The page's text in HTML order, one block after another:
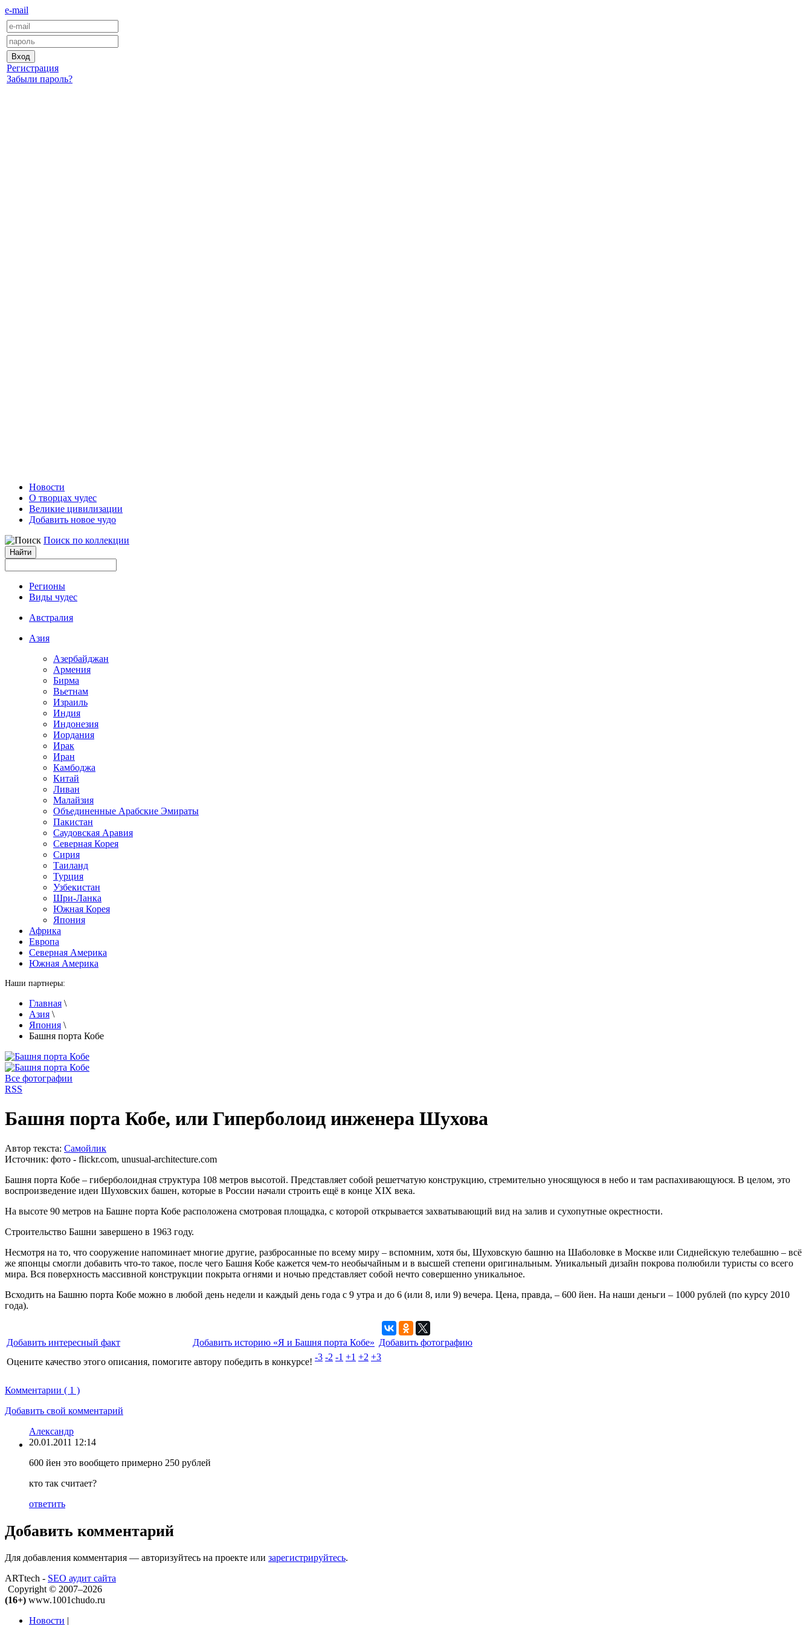
e-mail
Регистрация
Забыли пароль?
Новости
О творцах чудес
Великие цивилизации
Добавить новое чудо
Поиск по коллекции
Регионы
Виды чудес
Австралия
Азия
Азербайджан
Армения
Бирма
Вьетнам
Израиль
Индия
Индонезия
Иордания
Ирак
Иран
Камбоджа
Китай
Ливан
Малайзия
Объединенные Арабские Эмираты
Пакистан
Саудовская Аравия
Северная Корея
Сирия
Таиланд
Турция
Узбекистан
Шри-Ланка
Южная Корея
Япония
Африка
Европа
Северная Америка
Южная Америка
Наши партнеры:
Главная \
Азия \
Япония \
Башня порта Кобе
Все фотографии
RSS
Башня порта Кобе, или Гиперболоид инженера Шухова
Автор текста: Самойлик
Источник: фото - flickr.com, unusual-architecture.com
Башня порта Кобе – гиберболоидная структура 108 метров высотой. Представляет собой решетчатую конструкцию, стремительно уносящуюся в небо и там распахивающуюся. В целом, это
воспроизведение идеи Шуховских башен, которые в России начали строить ещё в конце XIX века.
На высоте 90 метров на Башне порта Кобе расположена смотровая площадка, с которой открывается захватывающий вид на залив и сухопутные окрестности.
Строительство Башни завершено в 1963 году.
Несмотря на то, что сооружение напоминает многие другие, разбросанные по всему миру – вспомним, хотя бы, Шуховскую башню на Шаболовке в Москве или Сиднейскую телебашню – всё
же японцы смогли добавить что-то такое, после чего Башня Кобе кажется чем-то необычайным и в высшей степени оригинальным. Уникальный дизайн покрова полюбили туристы со всего
мира. Вся поверхность массивной конструкции покрыта огнями и ночью представляет собой нечто совершенно уникальное.
Всходить на Башню порта Кобе можно в любой день недели и каждый день года с 9 утра и до 6 (или 8, или 9) вечера. Цена, правда, – 600 йен. На наши деньги – 1000 рублей (по курсу 2010
года).
Добавить интересный факт Добавить историю «Я и Башня порта Кобе» Добавить фотографию
Оцените качество этого описания, помогите автору победить в конкурсе! -3 -2 -1 +1 +2 +3
Комментарии ( 1 )
Добавить свой комментарий
Александр
20.01.2011 12:14
600 йен это вообщето примерно 250 рублей
кто так считает?
ответить
Добавить комментарий
Для добавления комментария — авторизуйтесь на проекте или зарегистрируйтесь.
ARTtech - SEO аудит сайта
Copyright © 2007–2026
(16+) www.1001chudo.ru
Новости |